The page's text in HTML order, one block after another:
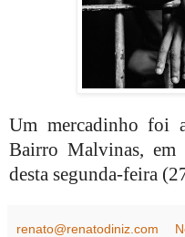
Um mercadinho foi
Bairro Malvinas, em
desta segunda-feira
renato@renatodiniz.com